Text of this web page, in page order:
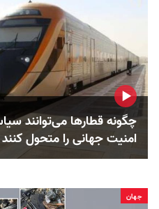
چگونه قطارها می‌توانند
امنیت جهانی را متحول کنند
جهان